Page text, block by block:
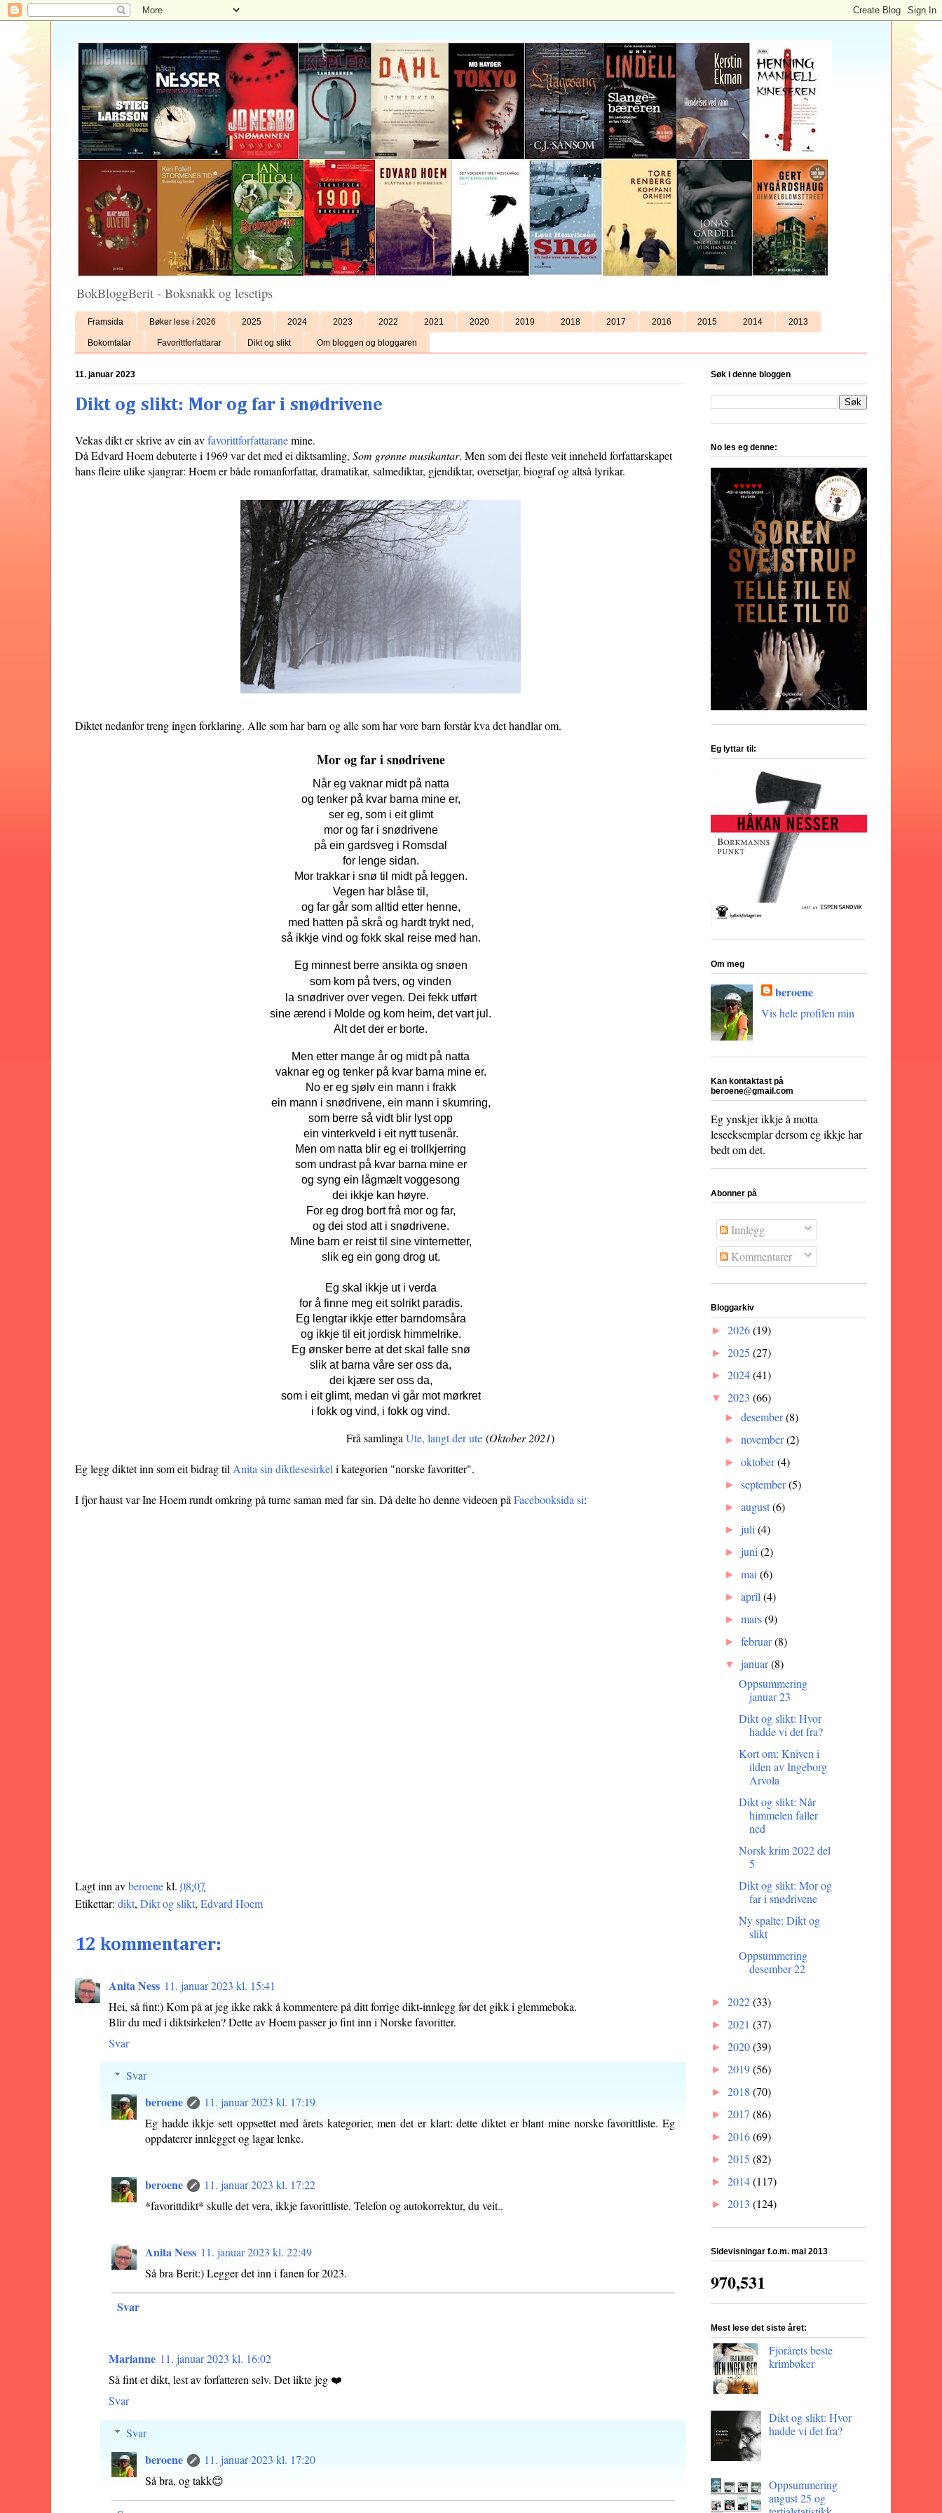
BokBloggBerit - Boksnakk og lesetips
Framsida Bøker lese i 2026 2025 2024 2023 2022 2021 2020 2019 2018 2017 2016 2015 2014 2013
Bokomtalar Favorittforfattarar Dikt og slikt Om bloggen og bloggaren
11. januar 2023
Dikt og slikt: Mor og far i snødrivene
Vekas dikt er skrive av ein avfavorittforfattaranemine.
Då Edvard Hoem debuterte i 1969 var det med ei diktsamling, Som grønne musikantar. Men som dei fleste veit inneheld forfattarskapet
hans fleire ulike sjangrar: Hoem er både romanforfattar, dramatikar, salmediktar, gjendiktar, oversetjar, biograf og altså lyrikar.
Diktet nedanfor treng ingen forklaring. Alle som har barn og alle som har vore barn forstår kva det handlar om.
Mor og far i snødrivene
Når eg vaknar midt på natta
og tenker på kvar barna mine er,
ser eg, som i eit glimt
mor og far i snødrivene
på ein gardsveg i Romsdal
for lenge sidan.
Mor trakkar i snø til midt på leggen.
Vegen har blåse til,
og far går som alltid etter henne,
med hatten på skrå og hardt trykt ned,
så ikkje vind og fokk skal reise med han.
Eg minnest berre ansikta og snøen
som kom på tvers, og vinden
la snødriver over vegen. Dei fekk utført
sine ærend i Molde og kom heim, det vart jul.
Alt det der er borte.
Men etter mange år og midt på natta
vaknar eg og tenker på kvar barna mine er.
No er eg sjølv ein mann i frakk
ein mann i snødrivene, ein mann i skumring,
som berre så vidt blir lyst opp
ein vinterkveld i eit nytt tusenår.
Men om natta blir eg ei trollkjerring
som undrast på kvar barna mine er
og syng ein lågmælt voggesong
dei ikkje kan høyre.
For eg drog bort frå mor og far,
og dei stod att i snødrivene.
Mine barn er reist til sine vinternetter,
slik eg ein gong drog ut.
Eg skal ikkje ut i verda
for å finne meg eit solrikt paradis.
Eg lengtar ikkje etter barndomsåra
og ikkje til eit jordisk himmelrike.
Eg ønsker berre at det skal falle snø
slik at barna våre ser oss da,
dei kjære ser oss da,
som i eit glimt, medan vi går mot mørkret
i fokk og vind, i fokk og vind.
Frå samlinga Ute, langt der ute(Oktober 2021)
Eg legg diktet inn som eit bidrag til Anita sin diktlesesirkel i kategorien "norske favoritter".
I fjor haust var Ine Hoem rundt omkring på turne saman med far sin. Då delte ho denne videoen på Facebooksida si:
Lagt inn avberoenekl. 08:07
Etikettar: dikt, Dikt og slikt, Edvard Hoem
12 kommentarer:
Anita Ness 11. januar 2023 kl. 15:41
Hei, så fint:) Kom på at jeg ikke rakk å kommentere på ditt forrige dikt-innlegg før det gikk i glemmeboka.
Blir du med i diktsirkelen? Dette av Hoem passer jo fint inn i Norske favoritter.
Svar
Svar
beroene
11. januar 2023 kl. 17:19
Eg hadde ikkje sett oppsettet med årets kategorier, men det er klart: dette diktet er blant mine norske favorittliste. Eg
oppdaterer innlegget og lagar lenke.
beroene
11. januar 2023 kl. 17:22
*favorittdikt* skulle det vera, ikkje favorittliste. Telefon og autokorrektur, du veit..
Anita Ness 11. januar 2023 kl. 22:49
Så bra Berit:) Legger det inn i fanen for 2023.
Svar
Marianne 11. januar 2023 kl. 16:02
Så fint et dikt, lest av forfatteren selv. Det likte jeg ❤️
Svar
Svar
beroene
11. januar 2023 kl. 17:20
Så bra, og takk😊
Søk i denne bloggen
No les eg denne:
Eg lyttar til:
Om meg
beroene
Vis hele profilen min
Kan kontaktast på
beroene@gmail.com
Eg ynskjer ikkje å motta
leseeksemplar dersom eg ikkje har
bedt om det.
Abonner på
Innlegg
Kommentarer
Bloggarkiv
► 2026(19)
► 2025 (27)
► 2024(41)
▼ 2023 (66)
►desember(8)
►november(2)
►oktober(4)
►september(5)
►august(6)
►juli(4)
►juni(2)
►mai(6)
►april(4)
►mars(9)
►februar(8)
▼januar(8)
Oppsummering
januar 23
Dikt og slikt: Hvor
hadde vi det fra?
Kort om: Kniven i
ilden av Ingeborg
Arvola
Dikt og slikt: Når
himmelen faller
ned
Norsk krim 2022 del
5
Dikt og slikt: Mor og
far i snødrivene
Ny spalte: Dikt og
slikt
Oppsummering
desember 22
► 2022(33)
► 2021 (37)
► 2020(39)
► 2019(56)
► 2018 (70)
► 2017 (86)
► 2016(69)
► 2015 (82)
► 2014(117)
► 2013 (124)
Sidevisningar f.o.m. mai 2013
970,531
Mest lese det siste året:
Fjorårets beste
krimbøker
Dikt og slikt: Hvor
hadde vi det fra?
Oppsummering
august 25 og